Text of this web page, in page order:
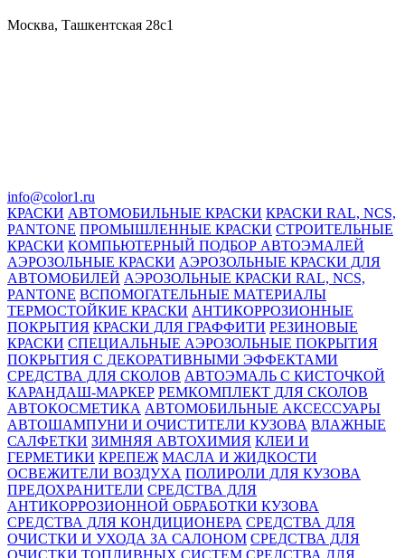
Москва, Ташкентская 28с1
info@color1.ru
КРАСКИ АВТОМОБИЛЬНЫЕ КРАСКИ КРАСКИ RAL, NCS,
PANTONE ПРОМЫШЛЕННЫЕ КРАСКИ СТРОИТЕЛЬНЫЕ
КРАСКИ КОМПЬЮТЕРНЫЙ ПОДБОР АВТОЭМАЛЕЙ
АЭРОЗОЛЬНЫЕ КРАСКИ АЭРОЗОЛЬНЫЕ КРАСКИ ДЛЯ
АВТОМОБИЛЕЙ АЭРОЗОЛЬНЫЕ КРАСКИ RAL, NCS,
PANTONE ВСПОМОГАТЕЛЬНЫЕ МАТЕРИАЛЫ
ТЕРМОСТОЙКИЕ КРАСКИ АНТИКОРРОЗИОННЫЕ
ПОКРЫТИЯ КРАСКИ ДЛЯ ГРАФФИТИ РЕЗИНОВЫЕ
КРАСКИ СПЕЦИАЛЬНЫЕ АЭРОЗОЛЬНЫЕ ПОКРЫТИЯ
ПОКРЫТИЯ С ДЕКОРАТИВНЫМИ ЭФФЕКТАМИ
СРЕДСТВА ДЛЯ СКОЛОВ АВТОЭМАЛЬ С КИСТОЧКОЙ
КАРАНДАШ-МАРКЕР РЕМКОМПЛЕКТ ДЛЯ СКОЛОВ
АВТОКОСМЕТИКА АВТОМОБИЛЬНЫЕ АКСЕССУАРЫ
АВТОШАМПУНИ И ОЧИСТИТЕЛИ КУЗОВА ВЛАЖНЫЕ
САЛФЕТКИ ЗИМНЯЯ АВТОХИМИЯ КЛЕИ И
ГЕРМЕТИКИ КРЕПЕЖ МАСЛА И ЖИДКОСТИ
ОСВЕЖИТЕЛИ ВОЗДУХА ПОЛИРОЛИ ДЛЯ КУЗОВА
ПРЕДОХРАНИТЕЛИ СРЕДСТВА ДЛЯ
АНТИКОРРОЗИОННОЙ ОБРАБОТКИ КУЗОВА
СРЕДСТВА ДЛЯ КОНДИЦИОНЕРА СРЕДСТВА ДЛЯ
ОЧИСТКИ И УХОДА ЗА САЛОНОМ СРЕДСТВА ДЛЯ